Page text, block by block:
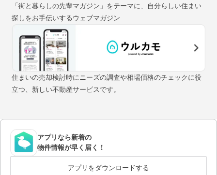
「街と暮らしの先輩マガジン」をテーマに、自分らしい住まい
探しをお手伝いするウェブマガジン
住まいの売却検討時にニーズの調査や相場価格のチェックに役
立つ、新しい不動産サービスです。
アプリなら新着の
物件情報が早く届く！
アプリをダウンロードする